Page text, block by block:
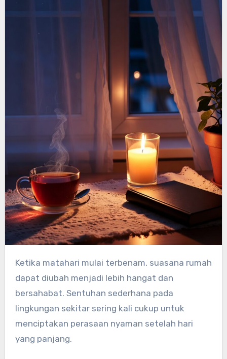
Ketika matahari mulai terbenam, suasana rumah
dapat diubah menjadi lebih hangat dan
bersahabat. Sentuhan sederhana pada
lingkungan sekitar sering kali cukup untuk
menciptakan perasaan nyaman setelah hari
yang panjang.